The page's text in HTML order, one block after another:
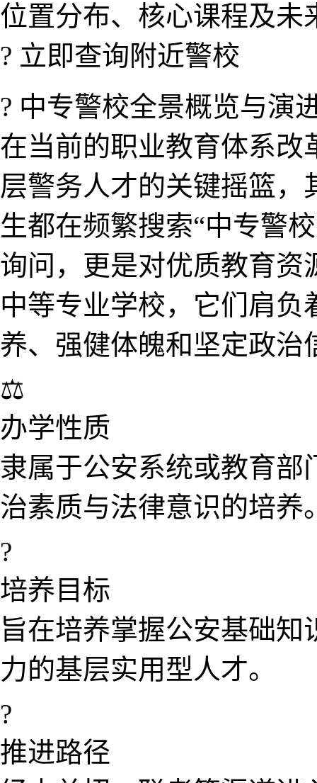
位置分布、核心课程及未
? 立即查询附近警校
? 中专警校全景概览与演
在当前的职业教​育体系改
层警务​人才的​关键摇篮
生都在频繁搜索“中专警
询问，更​是对优质教育资
中等专业学校，它们肩
养、强健体魄和坚定政治
⚖️
办学性质
隶属于公安系统或教育
治素质与法律意识的培养
?
培养目标
旨​在培养掌握公安基础
力的基层实用型人才。
?
推进路径